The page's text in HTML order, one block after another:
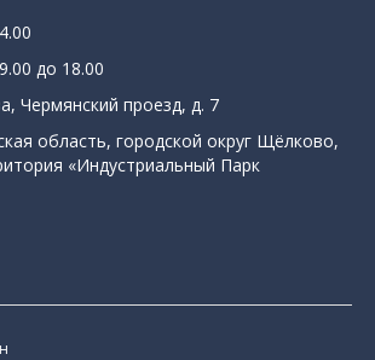
до 18.00
Чермянский проезд, д. 7
область, городской округ Щёлково,
«Индустриальный Парк